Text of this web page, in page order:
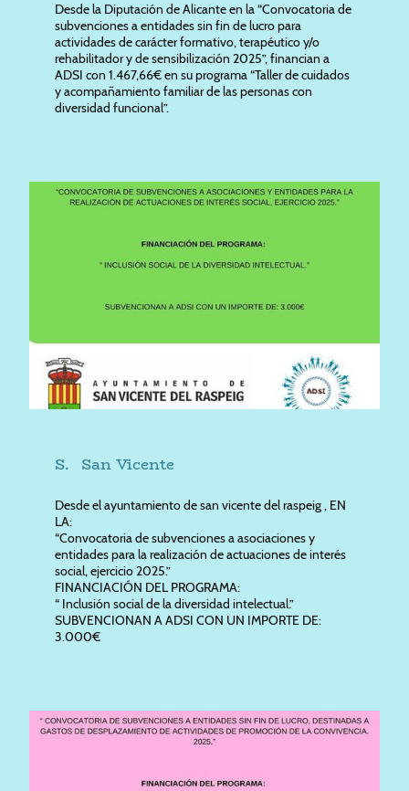
Desde la Diputación de Alicante en la “Convocatoria de
subvenciones a entidades sin fin de lucro para
actividades de carácter formativo, terapéutico y/o
rehabilitador y de sensibilización 2025”, financian a
ADSI con 1.467,66€ en su programa “Taller de cuidados
y acompañamiento familiar de las personas con
diversidad funcional”.
S. San Vicente
Desde el ayuntamiento de san vicente del raspeig , EN
LA:
“Convocatoria de subvenciones a asociaciones y
entidades para la realización de actuaciones de interés
social, ejercicio 2025.”
FINANCIACIÓN DEL PROGRAMA:
“ Inclusión social de la diversidad intelectual.”
SUBVENCIONAN A ADSI CON UN IMPORTE DE:
3.000€